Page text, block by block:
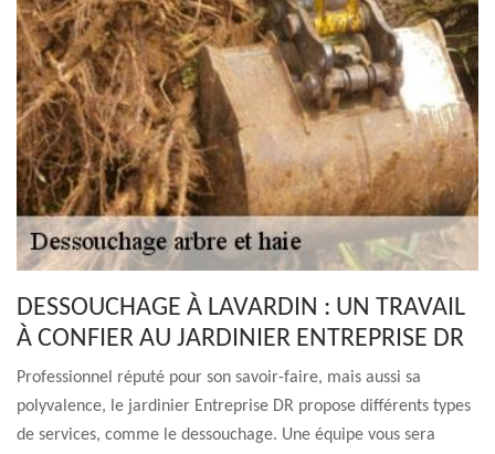
DESSOUCHAGE À LAVARDIN : UN TRAVAIL
À CONFIER AU JARDINIER ENTREPRISE DR
Professionnel réputé pour son savoir-faire, mais aussi sa
polyvalence, le jardinier Entreprise DR propose différents types
de services, comme le dessouchage. Une équipe vous sera